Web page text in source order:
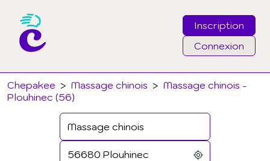
Inscription
Connexion
Chepakee > Massage chinois > Massage chinois -
Plouhinec (56)
Email
Mot de passe
J'ai oublié mon mot de passe